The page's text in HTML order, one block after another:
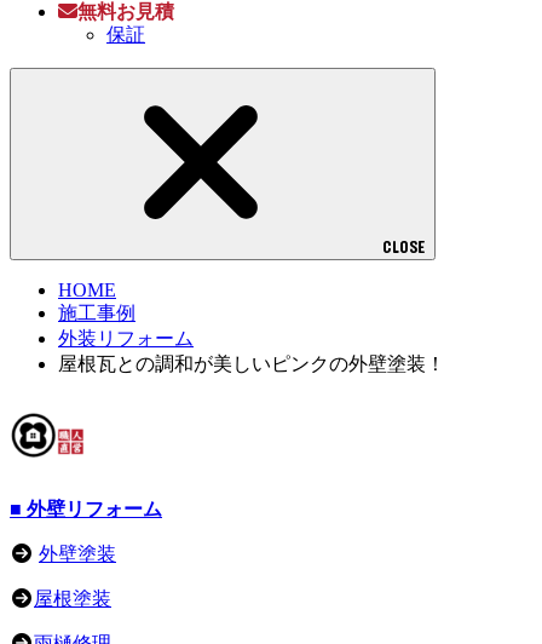
無料お見積
保証
CLOSE
HOME
施工事例
外装リフォーム
屋根瓦との調和が美しいピンクの外壁塗装！
■ 外壁リフォーム
外壁塗装
屋根塗装